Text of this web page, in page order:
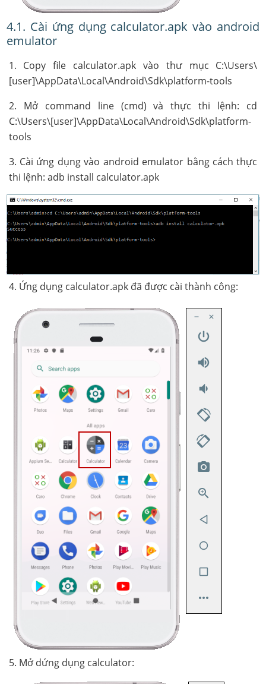
4.1. Cài ứng dụng calculator.apk vào android
emulator
1. Copy file calculator.apk vào thư mục C:\Users\
[user]\AppData\Local\Android\Sdk\platform-tools
2. Mở command line (cmd) và thực thi lệnh: cd
C:\Users\[user]\AppData\Local\Android\Sdk\platform-
tools
3. Cài ứng dụng vào android emulator bằng cách thực
thi lệnh: adb install calculator.apk
4. Ứng dụng calculator.apk đã được cài thành công:
5. Mở dứng dụng calculator: